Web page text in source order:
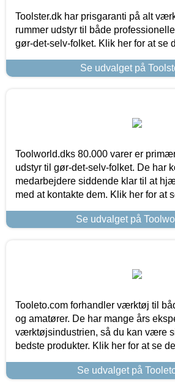
Toolster.dk har prisgaranti på alt
rummer udstyr til både
gør-det-selv-folket. Klik her for at se
Se udvalget på
Toolworld.dks 80.000 varer er
udstyr til gør-det-selv-folket. De har
medarbejdere siddende klar til at
med at kontakte dem. Klik her for at
Se udvalget på
Tooleto.com forhandler værktøj til
og amatører. De har mange års
værktøjsindustrien, så du kan være
bedste produkter. Klik her for at se
Se udvalget på